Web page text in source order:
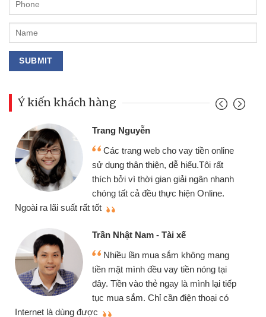
Ý kiến khách hàng
tiền online
rất
ngân nhanh
Online.
mang
nóng tại
mình lại tiếp
thoại có
Mình cần tiền gấp nên
chiếc xe wave nhưng thật
gói vay tiền bằng CMND
cần gặp mặt nên rất tiện lợi,
thiệu cho bạn bè biết
Cấn Văn Lực - Tạp hóa
Tôi kinh doanh buôn bán
nhiều lúc cần vốn nhập
đến website qua bạn bè giới
đã giải quyết được công việc